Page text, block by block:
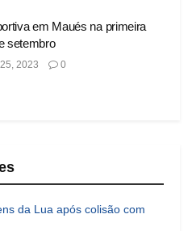
em Maués na primeira
setembro
2023 0
da Lua após colisão com